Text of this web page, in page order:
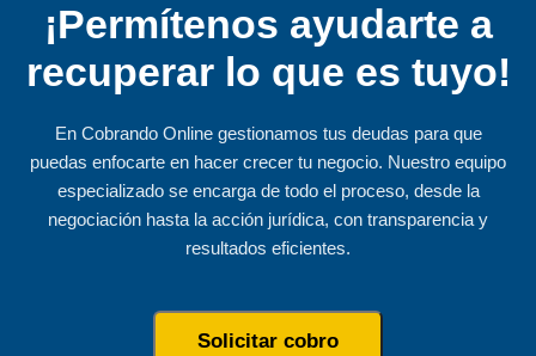
¡Permítenos ayudarte a
recuperar lo que es tuyo!
En Cobrando Online gestionamos tus deudas para que
puedas enfocarte en hacer crecer tu negocio. Nuestro equipo
especializado se encarga de todo el proceso, desde la
negociación hasta la acción jurídica, con transparencia y
resultados eficientes.
Solicitar cobro